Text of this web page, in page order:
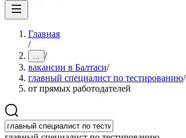
Главная
/
... /
вакансии в Балтаси/
главный специалист по тестированию/
от прямых работодателей